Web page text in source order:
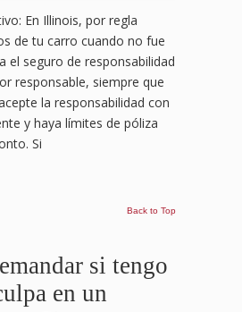
En Illinois, por regla
de tu carro cuando no fue
el seguro de responsabilidad
responsable, siempre que
la responsabilidad con
y haya límites de póliza
Si
Back to Top
si tengo
en un